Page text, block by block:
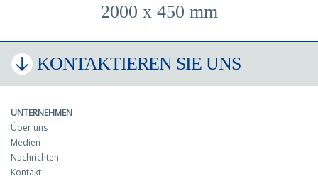
2000 x 450 mm
KONTAKTIEREN SIE UNS
UNTERNEHMEN
Über uns
Medien
Nachrichten
Kontakt